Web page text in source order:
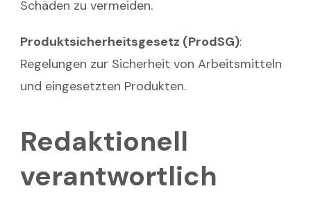
Schäden zu vermeiden.
Produktsicherheitsgesetz (ProdSG):
Regelungen zur Sicherheit von Arbeitsmitteln
und eingesetzten Produkten.
Redaktionell
verantwortlich